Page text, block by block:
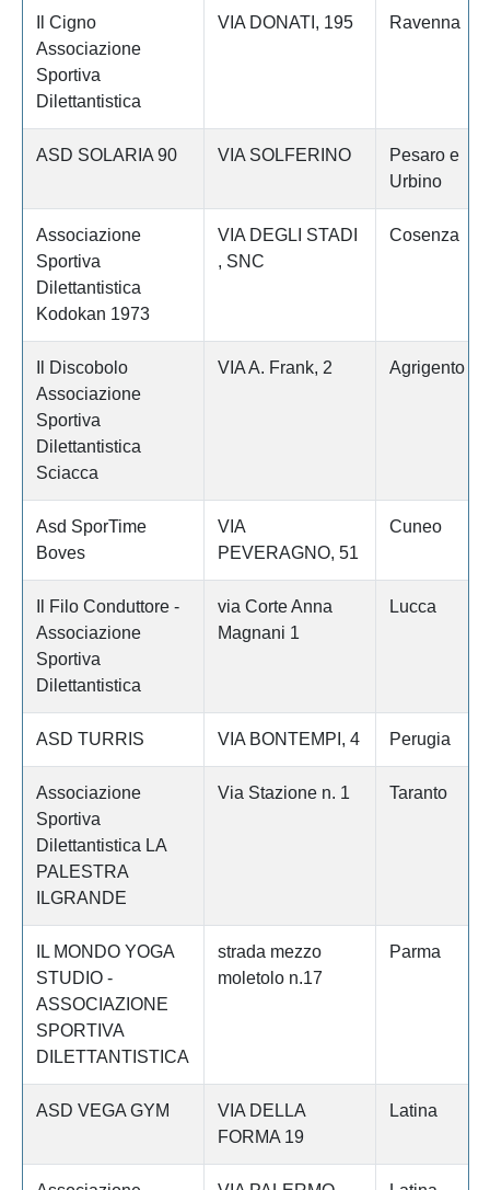
Il Cigno
Associazione
Sportiva
Dilettantistica
VIA DONATI, 195 Ravenna
ASD SOLARIA 90 VIA SOLFERINO
Pesaro e
Urbino
Associazione
Sportiva
Dilettantistica
Kodokan 1973
VIA DEGLI STADI
, SNC
Cosenza
Il Discobolo
Associazione
Sportiva
Dilettantistica
Sciacca
VIA A. Frank, 2 Agrigento
Asd SporTime
Boves
VIA
PEVERAGNO, 51
Cuneo
Il Filo Conduttore -
Associazione
Sportiva
Dilettantistica
via Corte Anna
Magnani 1
Lucca
ASD TURRIS VIA BONTEMPI, 4 Perugia
Associazione
Sportiva
Dilettantistica LA
PALESTRA
ILGRANDE
Via Stazione n. 1 Taranto
IL MONDO YOGA
STUDIO -
ASSOCIAZIONE
SPORTIVA
DILETTANTISTICA
strada mezzo
moletolo n.17
Parma
ASD VEGA GYM
VIA DELLA
FORMA 19
Latina